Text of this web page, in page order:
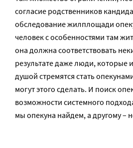
согласие родственников
обследование жилплощади
человек с особенностями там
она должна соответствовать
результате даже люди, которые
душой стремятся стать
могут этого сделать. И поиск
возможности системного
мы опекуна найдем, а другому –